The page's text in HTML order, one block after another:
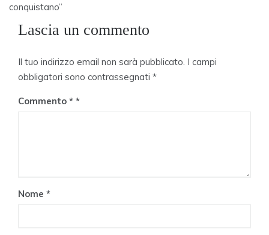
conquistano”
Lascia un commento
Il tuo indirizzo email non sarà pubblicato. I campi
obbligatori sono contrassegnati *
Commento *
Nome *